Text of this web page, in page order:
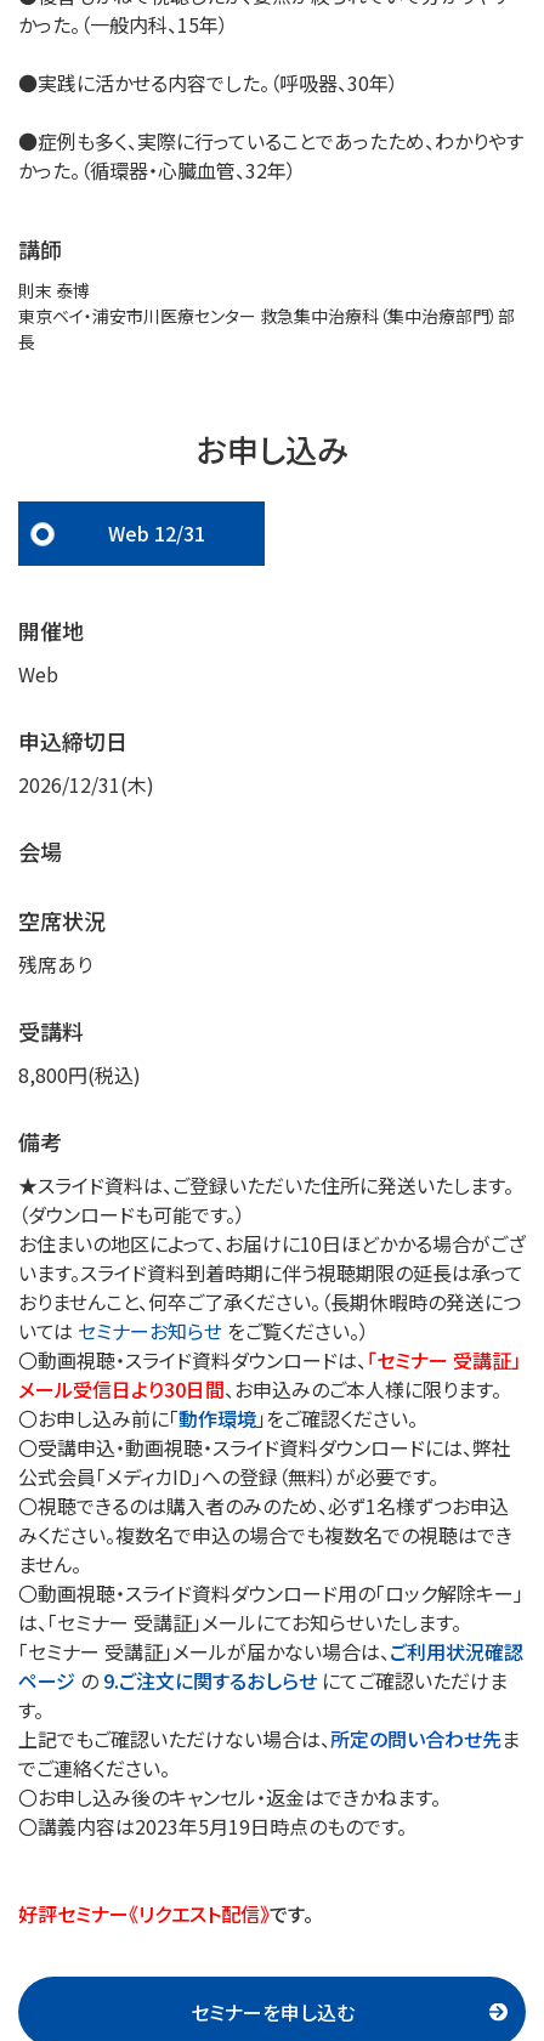
かった。（一般内科、15年）
●実践に活かせる内容でした。（呼吸器、30年）
●症例も多く、実際に行っていることであったため、わかりやす
かった。（循環器・心臓血管、32年）
講師
則末 泰博
東京ベイ・浦安市川医療センター 救急集中治療科（集中治療部門）部
長
お申し込み
Web 12/31
開催地
Web
申込締切日
2026/12/31(木)
会場
空席状況
残席あり
受講料
8,800円(税込)
備考
★スライド資料は、ご登録いただいた住所に発送いたします。
（ダウンロードも可能です。）
お住まいの地区によって、お届けに10日ほどかかる場合がござ
います。スライド資料到着時期に伴う視聴期限の延長は承って
おりませんこと、何卒ご了承ください。（長期休暇時の発送につ
いては セミナーお知らせ をご覧ください。）
〇動画視聴・スライド資料ダウンロードは、「セミナー 受講証」
メール受信日より30日間、お申込みのご本人様に限ります。
〇お申し込み前に「動作環境」をご確認ください。
〇受講申込・動画視聴・スライド資料ダウンロードには、弊社
公式会員「メディカID」への登録（無料）が必要です。
〇視聴できるのは購入者のみのため、必ず1名様ずつお申込
みください。複数名で申込の場合でも複数名での視聴はでき
ません。
〇動画視聴・スライド資料ダウンロード用の「ロック解除キー」
は、「セミナー 受講証」メールにてお知らせいたします。
「セミナー 受講証」メールが届かない場合は、ご利用状況確認
ページ の 9.ご注文に関するおしらせ にてご確認いただけま
す。
上記でもご確認いただけない場合は、所定の問い合わせ先ま
でご連絡ください。
〇お申し込み後のキャンセル・返金はできかねます。
〇講義内容は2023年5月19日時点のものです。
好評セミナー《リクエスト配信》です。
セミナーを申し込む